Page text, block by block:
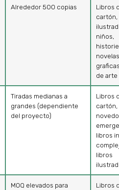
Alrededor 500 copias
Libros
cartón,
niños,
novelas
de arte
Tiradas medianas a
grandes (dependiente
del proyecto)
Libros
cartón,
libros
libros
MOQ elevados para
Libros